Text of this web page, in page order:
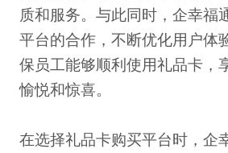
质和服务。与此同时，企幸福
平台的合作，不断优化用户体
保员工能够顺利使用礼品卡，
愉悦和惊喜。
在选择礼品卡购买平台时，企